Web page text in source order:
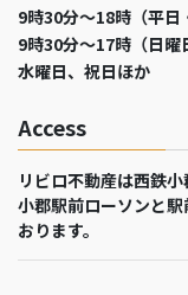
9時30分～18時（平日
9時30分～17時（日曜
水曜日、祝日ほか
Access
リビロ不動産は西鉄小
小郡駅前ローソンと
おります。